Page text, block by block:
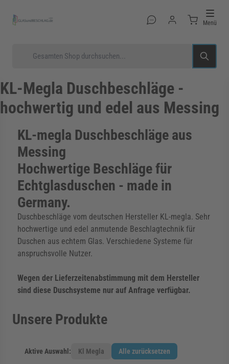
Menü
für Kategorie Glastüren anzeigen
für Kategorie Glasduschen anzeigen
für Kategorie Beschläge anzeigen
für Kategorie Zargen anzeigen
für Kategorie Aussenverglasung
für Kategorie Angebote anzeigen
KL-Megla Duschbeschläge -
hochwertig und edel aus Messing
KL-megla Duschbeschläge aus
Messing
Hochwertige Beschläge für
Echtglasduschen - made in
Germany.
Duschbeschläge vom deutschen Hersteller KL-megla. Sehr
hochwertige und edel anmutende Beschlagtechnik für
Duschen aus echtem Glas. Verschiedene Systeme für
anspruchsvolle Nutzer.
Wegen der Lieferzeitenabstimmung mit dem Hersteller
sind diese Duschsysteme nur auf Anfrage verfügbar.
Unsere Produkte
Aktive Auswahl: Kl Megla Alle zurücksetzen